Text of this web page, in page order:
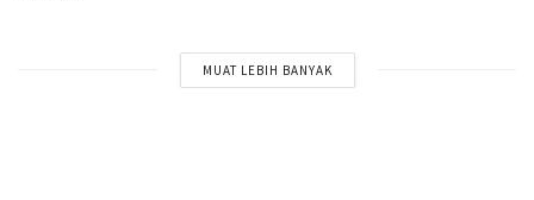
MUAT LEBIH BANYAK